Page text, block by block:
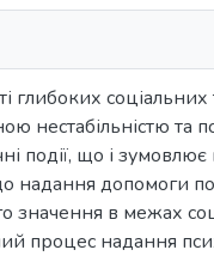
глибоких
нестабільністю та
події, що і
надання допомоги
значення в межах
процес надання